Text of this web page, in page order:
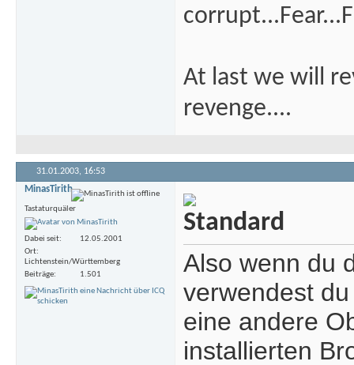
At last we will
revenge....
31.01.2003, 16:53
MinasTirith
Tastaturquäler
Dabei seit
12.05.2001
Ort
Lichtenstein/Württemberg
Beiträge
1.501
Also wenn du
verwendest
eine andere
installierten